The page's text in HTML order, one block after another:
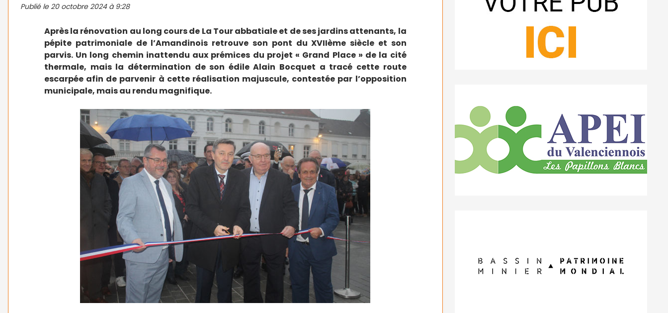
Publié le20 octobre 2024 à 9:28
Après la rénovation au long cours de La Tour abbatiale et de ses jardins attenants, la
pépite patrimoniale de l’Amandinois retrouve son pont du XVIIème siècle et son
parvis. Un long chemin inattendu aux prémices du projet « Grand Place » de la cité
thermale, mais la détermination de son édile Alain Bocquet a tracé cette route
escarpée afin de parvenir à cette réalisation majuscule, contestée par l’opposition
municipale, mais au rendu magnifique.